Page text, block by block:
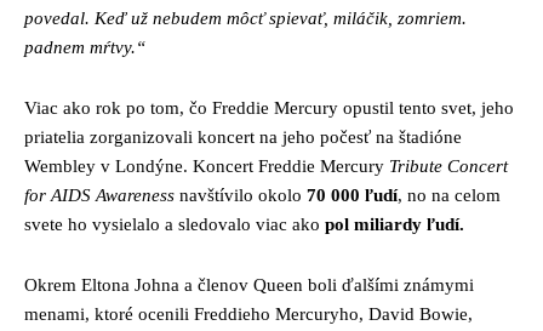
povedal. Keď už nebudem môcť spievať, miláčik, zomriem.
padnem mŕtvy.“
Viac ako rok po tom, čo Freddie Mercury opustil tento svet, jeho
priatelia zorganizovali koncert na jeho počesť na štadióne
Wembley v Londýne. Koncert Freddie Mercury Tribute Concert
for AIDS Awareness navštívilo okolo 70 000 ľudí, no na celom
svete ho vysielalo a sledovalo viac ako pol miliardy ľudí.
Okrem Eltona Johna a členov Queen boli ďalšími známymi
menami, ktoré ocenili Freddieho Mercuryho, David Bowie,